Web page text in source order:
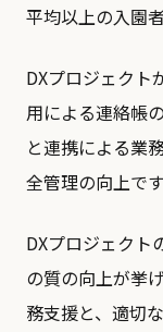
平均以上の入園
DXプロジェクト
用による連絡帳
と連携による業
全管理の向上です
DXプロジェクト
の質の向上が挙
務支援と、適切